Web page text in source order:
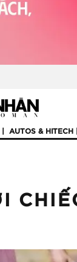
AUTOS & HITECH